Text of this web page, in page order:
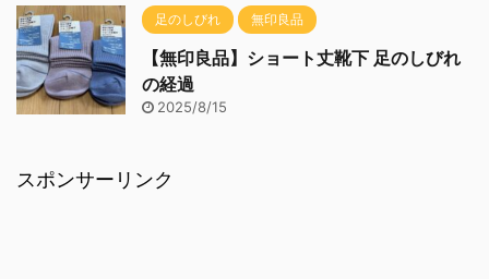
足のしびれ 無印良品
【無印良品】ショート丈靴下 足のしびれ
の経過
2025/8/15
スポンサーリンク